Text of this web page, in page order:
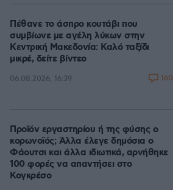
Πέθανε το άσπρο κουτάβι που
συμβίωνε με αγέλη λύκων στην
Κεντρική Μακεδονία: Καλό ταξίδι
μικρέ, δείτε βίντεο
06.08.2026, 16:39 160
Προϊόν εργαστηρίου ή της φύσης ο
κορωνοϊός; Άλλα έλεγε δημόσια ο
Φάουτσι και άλλα ιδιωτικά, αρνήθηκε
100 φορές να απαντήσει στο
Κογκρέσο